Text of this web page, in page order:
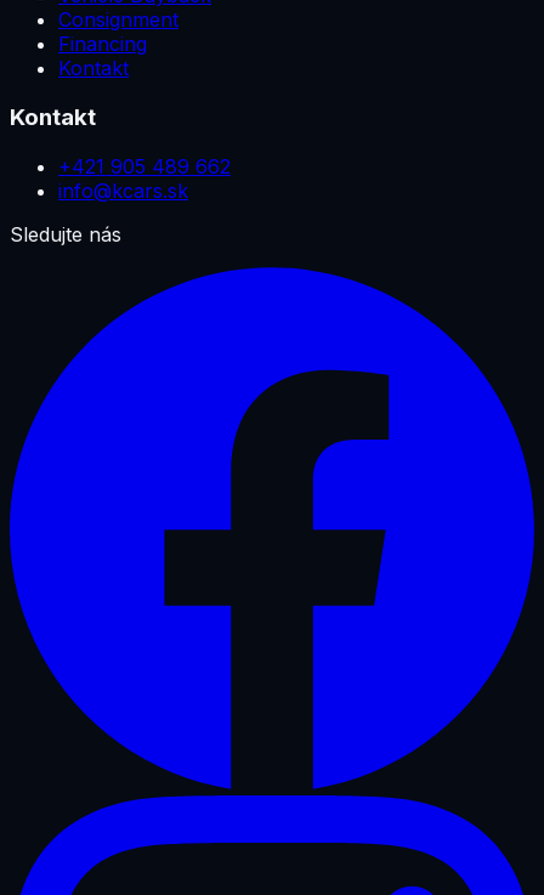
Consignment
Financing
Kontakt
Kontakt
+421 905 489 662
info@kcars.sk
Sledujte nás